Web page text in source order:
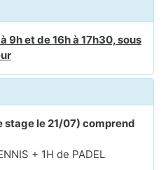
9h et de 16h à 17h30, sous
stage le 21/07) comprend
+ 1H de PADEL